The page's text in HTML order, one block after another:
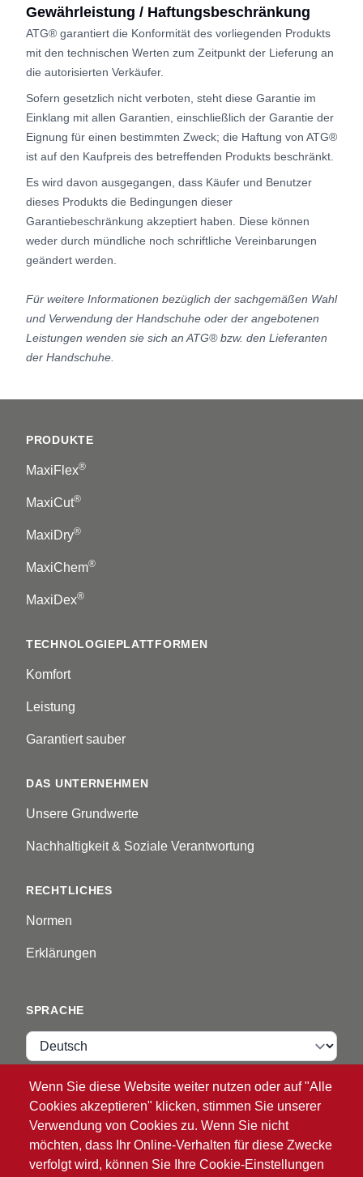
Gewährleistung / Haftungsbeschränkung
ATG® garantiert die Konformität des vorliegenden Produkts
mit den technischen Werten zum Zeitpunkt der Lieferung an
die autorisierten Verkäufer.
Sofern gesetzlich nicht verboten, steht diese Garantie im
Einklang mit allen Garantien, einschließlich der Garantie der
Eignung für einen bestimmten Zweck; die Haftung von ATG®
ist auf den Kaufpreis des betreffenden Produkts beschränkt.
Es wird davon ausgegangen, dass Käufer und Benutzer
dieses Produkts die Bedingungen dieser
Garantiebeschränkung akzeptiert haben. Diese können
weder durch mündliche noch schriftliche Vereinbarungen
geändert werden.
Für weitere Informationen bezüglich der sachgemäßen Wahl
und Verwendung der Handschuhe oder der angebotenen
Leistungen wenden sie sich an ATG® bzw. den Lieferanten
der Handschuhe.
PRODUKTE
MaxiFlex®
MaxiCut®
MaxiDry®
MaxiChem®
MaxiDex®
TECHNOLOGIEPLATTFORMEN
Komfort
Leistung
Garantiert sauber
DAS UNTERNEHMEN
Unsere Grundwerte
Nachhaltigkeit & Soziale Verantwortung
RECHTLICHES
Normen
Erklärungen
Wenn Sie diese Website weiter nutzen oder auf "Alle
Cookies akzeptieren" klicken, stimmen Sie unserer
Verwendung von Cookies zu. Wenn Sie nicht
möchten, dass Ihr Online-Verhalten für diese Zwecke
verfolgt wird, können Sie Ihre Cookie-Einstellungen
SPRACHE
Sprache
VIP ZONE
Anmelden